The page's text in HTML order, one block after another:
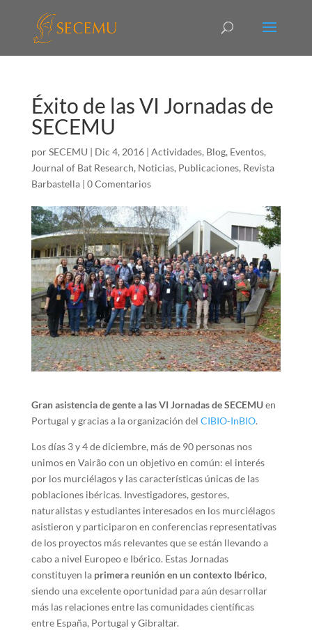
Éxito de las VI Jornadas de
SECEMU
porSECEMU | Dic 4, 2016| Actividades, Blog, Eventos,
Journal of Bat Research, Noticias, Publicaciones, Revista
Barbastella| 0 Comentarios
Gran asistencia de gente a las VI Jornadas de SECEMUen
Portugal y gracias a la organización del CIBIO-InBIO.
Los días 3 y 4 de diciembre, más de 90 personas nos
unimos en Vairão con un objetivo en común: el interés
por los murciélagos y las características únicas de las
poblaciones ibéricas. Investigadores, gestores,
naturalistas y estudiantes interesados en los murciélagos
asistieron y participaron en conferencias representativas
de los proyectos más relevantes que se están llevando a
cabo a nivel Europeo e Ibérico. Estas Jornadas
constituyen la primera reunión en un contexto Ibérico,
siendo una excelente oportunidad para aún desarrollar
más las relaciones entre las comunidades científicas
entre España, Portugal y Gibraltar.